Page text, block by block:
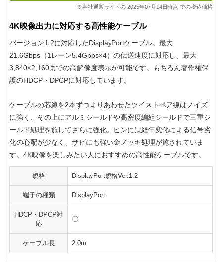
※各社通販サイトの 2025年07月14日時点 での税込価格
4K映像出力に対応する高性能ケーブル
バージョン1.2に対応したDisplayPortケーブル。最大
21.6Gbps（1レーン5.4Gbps×4）の伝送速度に対応し、最大
3,840×2,160までの高解像度表示が可能です。もちろん著作権保
護のHDCP・DPCPに対応しています。
ケーブルの芯線を2本ずつよりあわせたツイストペア線はノイズ
に強く、その上にアルミシールドや高密度編組シールドで三重シ
ールド処理を施してさらに強化。ピンには経年変化による信号劣
化の心配が少なく、サビにも強い金メッキ処理が施されていま
す。4K映像を楽しみたい人におすすめの高性能ケーブルです。
規格 DisplayPort規格Ver.1.2
端子の種類 DisplayPort
HDCP・DPCP対
応
〇
ケーブル長 2.0m